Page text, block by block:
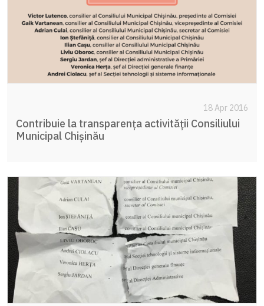
18 Apr 2016
Contribuie la transparența activității Consiliului
Municipal Chișinău